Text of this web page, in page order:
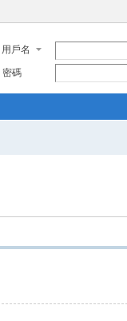
用戶名
密碼